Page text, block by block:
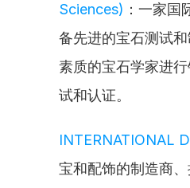
Sciences) ：一家国
备先进的宝石测试
素质的宝石学家进
试和认证。
INTERNATIONAL
宝和配饰的制造商